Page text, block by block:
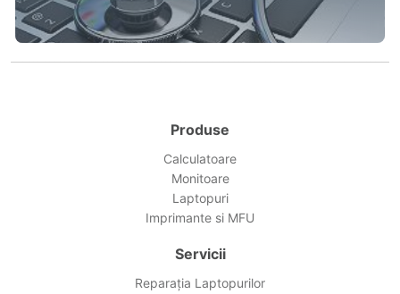
Produse
Calculatoare
Monitoare
Laptopuri
Imprimante si MFU
Servicii
Reparația Laptopurilor